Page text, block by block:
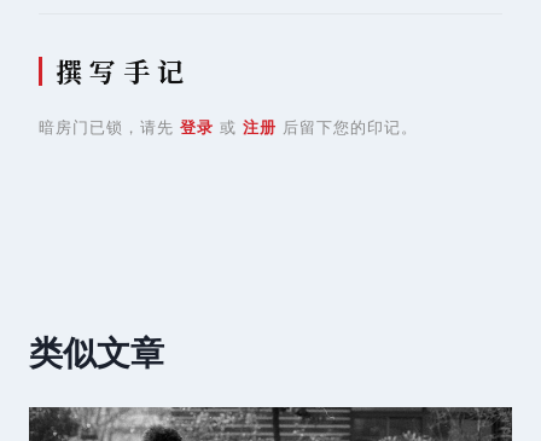
撰 写 手 记
暗房门已锁，请先 登录 或 注册 后留下您的印记。
类似文章